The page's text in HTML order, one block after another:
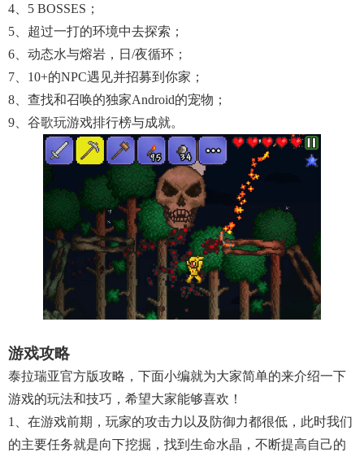
4、5 BOSSES；
5、超过一打的环境中去探索；
6、动态水与熔岩，日/夜循环；
7、10+的NPC遇见并招募到你家；
8、查找和召唤的独家Android的宠物；
9、谷歌玩游戏排行榜与成就。
游戏攻略
泰拉瑞亚官方版攻略，下面小编就为大家简单的来介绍一下
游戏的玩法和技巧，希望大家能够喜欢！
1、在游戏前期，玩家的攻击力以及防御力都很低，此时我们
的主要任务就是向下挖掘，找到生命水晶，不断提高自己的